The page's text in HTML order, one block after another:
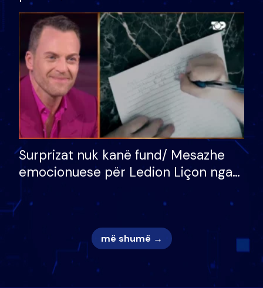
bukura në shtëpinë e BB VIP: Do më
mungojë zilja e mëngjesit kur…
Surprizat nuk kanë fund/ Mesazhe
emocionuese për Ledion Liçon nga
nuk i mban dot lotët: Nuk meritoj…
më shumë →